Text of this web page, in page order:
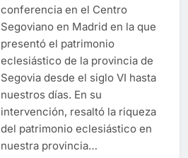
conferencia en el Centro
Segoviano en Madrid en la que
presentó el patrimonio
eclesiástico de la provincia de
Segovia desde el siglo VI hasta
nuestros días. En su
intervención, resaltó la riqueza
del patrimonio eclesiástico en
nuestra provincia…